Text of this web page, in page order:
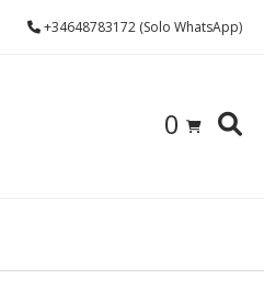
+34648783172 (Solo WhatsApp)
0